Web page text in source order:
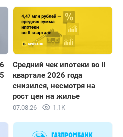
Средний чек ипотеки во II
квартале 2026 года
снизился, несмотря на
рост цен на жилье
07.08.26 1.1K